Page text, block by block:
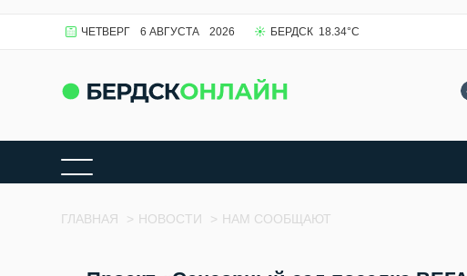
ЧЕТВЕРГ 6 АВГУСТА 2026 БЕРДСК 18.34°C
ГЛАВНАЯ > НОВОСТИ > НАМ СООБЩАЮТ